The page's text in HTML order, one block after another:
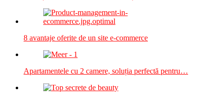
8 avantaje oferite de un site e-commerce
Apartamentele cu 2 camere, soluția perfectă pentru…